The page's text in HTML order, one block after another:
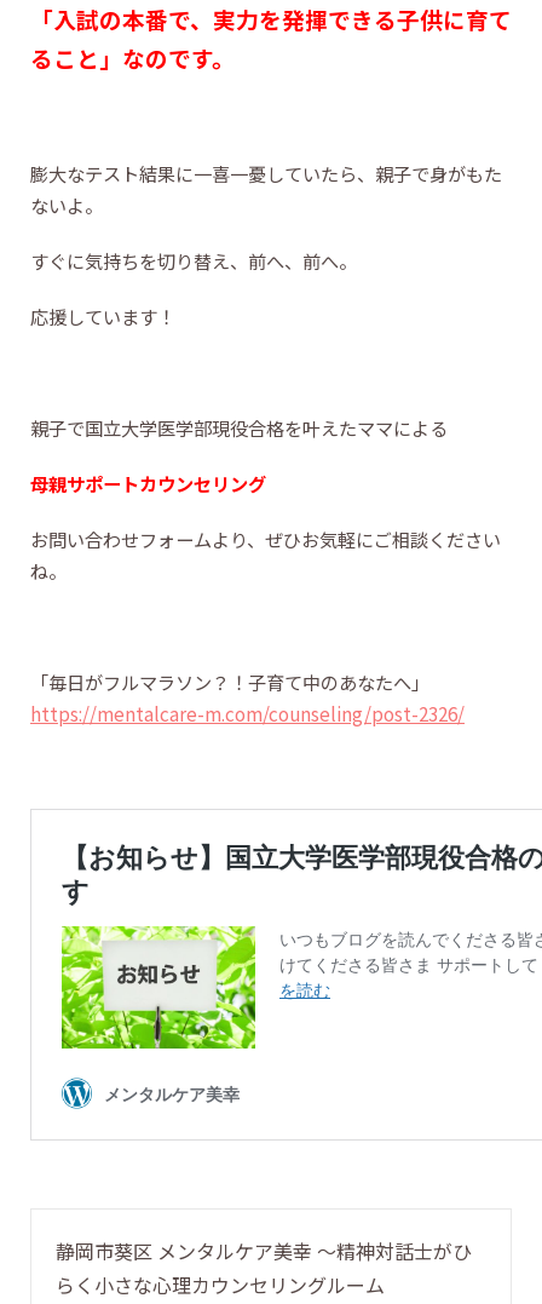
「入試の本番で、実力を発揮できる子供に育て
ること」なのです。
膨大なテスト結果に一喜一憂していたら、親子で身がもた
ないよ。
すぐに気持ちを切り替え、前へ、前へ。
応援しています！
親子で国立大学医学部現役合格を叶えたママによる
母親サポートカウンセリング
お問い合わせフォームより、ぜひお気軽にご相談ください
ね。
「毎日がフルマラソン？！子育て中のあなたへ」
https://mentalcare-m.com/counseling/post-2326/
静岡市葵区 メンタルケア美幸 〜精神対話士がひ
らく小さな心理カウンセリングルーム